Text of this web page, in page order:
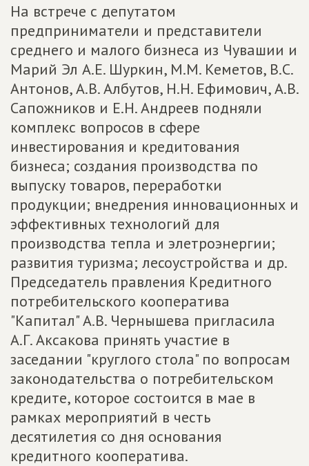
На встрече с депутатом
предприниматели и представители
среднего и малого бизнеса из Чувашии и
Марий Эл А.Е. Шуркин, М.М. Кеметов, В.С.
Антонов, А.В. Албутов, Н.Н. Ефимович, А.В.
Сапожников и Е.Н. Андреев подняли
комплекс вопросов в сфере
инвестирования и кредитования
бизнеса; создания производства по
выпуску товаров, переработки
продукции; внедрения инновационных и
эффективных технологий для
производства тепла и элетроэнергии;
развития туризма; лесоустройства и др.
Председатель правления Кредитного
потребительского кооператива
"Капитал" А.В. Чернышева пригласила
А.Г. Аксакова принять участие в
заседании "круглого стола" по вопросам
законодательства о потребительском
кредите, которое состоится в мае в
рамках мероприятий в честь
десятилетия со дня основания
кредитного кооператива.